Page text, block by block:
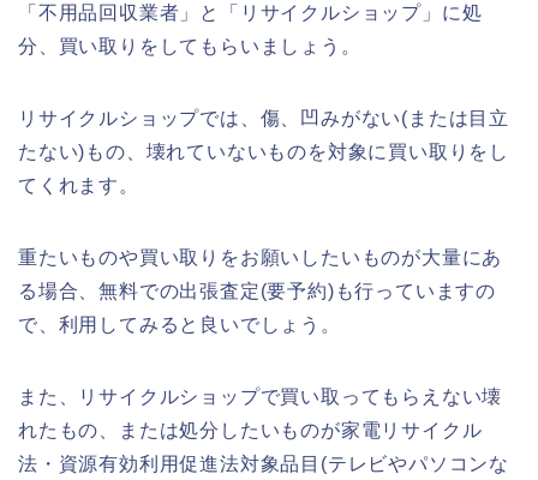
「不用品回収業者」と「リサイクルショップ」に処
分、買い取りをしてもらいましょう。
リサイクルショップでは、傷、凹みがない(または目立
たない)もの、壊れていないものを対象に買い取りをし
てくれます。
重たいものや買い取りをお願いしたいものが大量にあ
る場合、無料での出張査定(要予約)も行っていますの
で、利用してみると良いでしょう。
また、リサイクルショップで買い取ってもらえない壊
れたもの、または処分したいものが家電リサイクル
法・資源有効利用促進法対象品目(テレビやパソコンな